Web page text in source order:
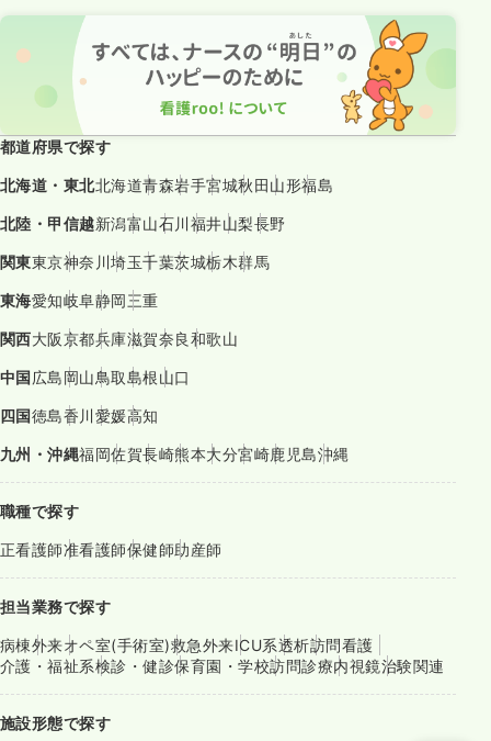
都道府県で探す
北海道・東北北海道青森岩手宮城秋田山形福島
北陸・甲信越新潟富山石川福井山梨長野
関東東京神奈川埼玉千葉茨城栃木群馬
東海愛知岐阜静岡三重
関西大阪京都兵庫滋賀奈良和歌山
中国広島岡山鳥取島根山口
四国徳島香川愛媛高知
九州・沖縄福岡佐賀長崎熊本大分宮崎鹿児島沖縄
職種で探す
正看護師准看護師保健師助産師
担当業務で探す
病棟外来オペ室(手術室)救急外来ICU系透析訪問看護
介護・福祉系検診・健診保育園・学校訪問診療内視鏡治験関連
施設形態で探す